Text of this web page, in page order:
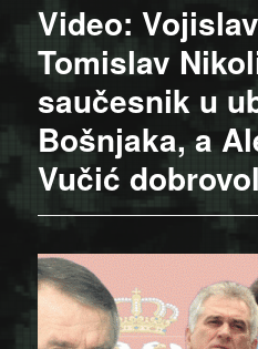
Video:
Tomislav
saučesnik u
Bošnjaka, a
Vučić